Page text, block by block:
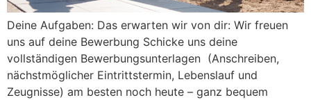
Deine Aufgaben: Das erwarten wir von dir: Wir freuen
uns auf deine Bewerbung Schicke uns deine
vollständigen Bewerbungsunterlagen (Anschreiben,
nächstmöglicher Eintrittstermin, Lebenslauf und
Zeugnisse) am besten noch heute – ganz bequem